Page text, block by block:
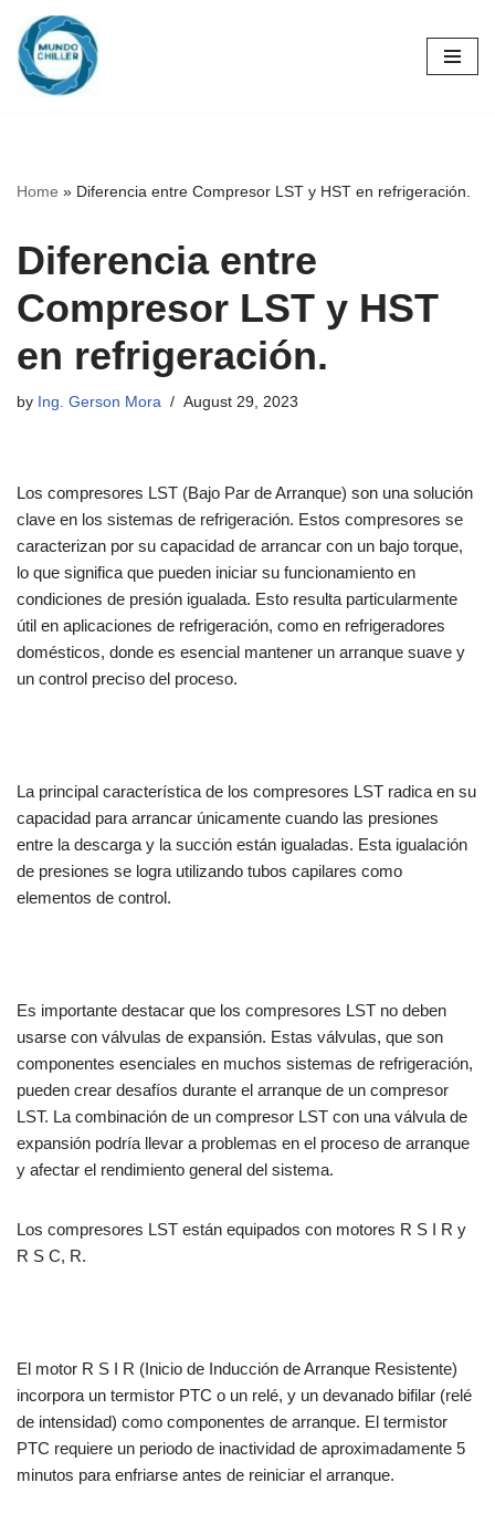
Skip
to
Home » Diferencia entre Compresor LST y HST en refrigeración.
Diferencia entre
Compresor LST y HST
en refrigeración.
by Ing. Gerson Mora August 29, 2023
Los compresores LST (Bajo Par de Arranque) son una solución
clave en los sistemas de refrigeración. Estos compresores se
caracterizan por su capacidad de arrancar con un bajo torque,
lo que significa que pueden iniciar su funcionamiento en
condiciones de presión igualada. Esto resulta particularmente
útil en aplicaciones de refrigeración, como en refrigeradores
domésticos, donde es esencial mantener un arranque suave y
un control preciso del proceso.
La principal característica de los compresores LST radica en su
capacidad para arrancar únicamente cuando las presiones
entre la descarga y la succión están igualadas. Esta igualación
de presiones se logra utilizando tubos capilares como
elementos de control.
Es importante destacar que los compresores LST no deben
usarse con válvulas de expansión. Estas válvulas, que son
componentes esenciales en muchos sistemas de refrigeración,
pueden crear desafíos durante el arranque de un compresor
LST. La combinación de un compresor LST con una válvula de
expansión podría llevar a problemas en el proceso de arranque
y afectar el rendimiento general del sistema.
Los compresores LST están equipados con motores R S I R y
R S C, R.
El motor R S I R (Inicio de Inducción de Arranque Resistente)
incorpora un termistor PTC o un relé, y un devanado bifilar (relé
de intensidad) como componentes de arranque. El termistor
PTC requiere un periodo de inactividad de aproximadamente 5
minutos para enfriarse antes de reiniciar el arranque.